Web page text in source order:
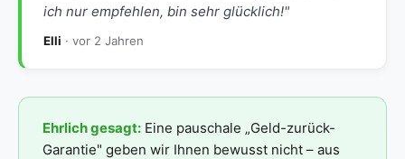
ich nur empfehlen, bin sehr glücklich!"
Elli · vor 2 Jahren
Ehrlich gesagt: Eine pauschale „Geld-zurück-
Garantie" geben wir Ihnen bewusst nicht – aus